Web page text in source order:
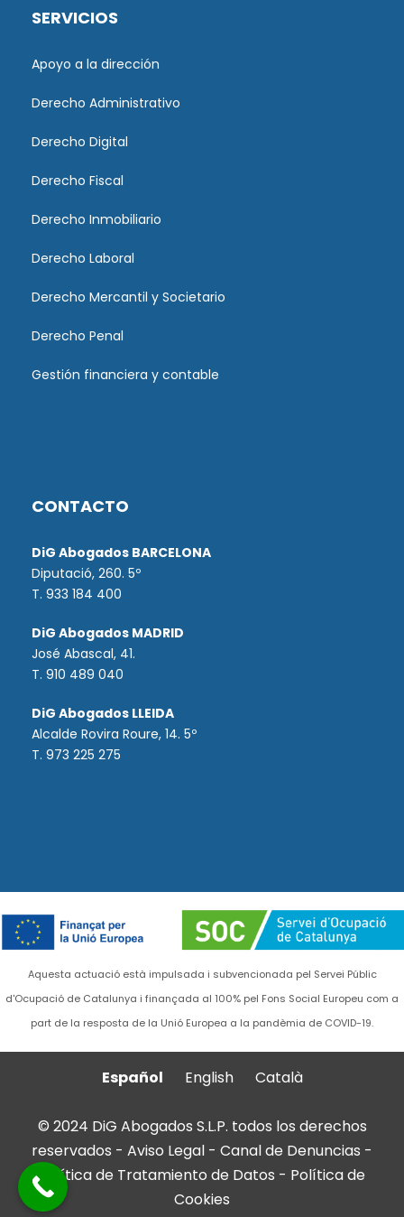
SERVICIOS
Apoyo a la dirección
Derecho Administrativo
Derecho Digital
Derecho Fiscal
Derecho Inmobiliario
Derecho Laboral
Derecho Mercantil y Societario
Derecho Penal
Gestión financiera y contable
CONTACTO
DiG Abogados BARCELONA
Diputació, 260. 5º
T. 933 184 400
DiG Abogados MADRID
José Abascal, 41.
T. 910 489 040
DiG Abogados LLEIDA
Alcalde Rovira Roure, 14. 5º
T. 973 225 275
Aquesta actuació està impulsada i subvencionada pel Servei Públic
d'Ocupació de Catalunya i finançada al 100% pel Fons Social Europeu com a
part de la resposta de la Unió Europea a la pandèmia de COVID-19.
Español English Català
© 2024 DiG Abogados S.L.P. todos los derechos
reservados - Aviso Legal - Canal de Denuncias -
Política de Tratamiento de Datos - Política de
Cookies